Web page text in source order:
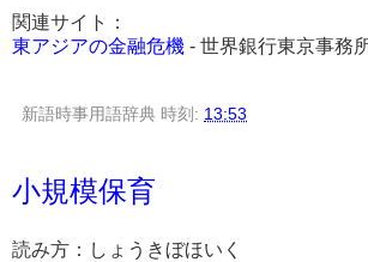
関連サイト：
東アジアの金融危機 - 世界銀行東京事務
新語時事用語辞典 時刻: 13:53
小規模保育
読み方：しょうきぼほいく